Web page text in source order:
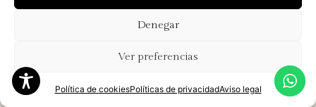
Denegar
Ver preferencias
Política de cookiesPolíticas de privacidadAviso legal